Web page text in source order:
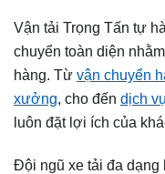
Vận tải Trọng Tấn tự
chuyển toàn diện
hàng. Từ vận chuyển
xưởng, cho đến dịch
luôn đặt lợi ích của
Đội ngũ xe tải đa dạng